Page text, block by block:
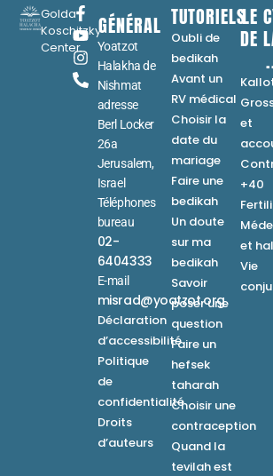
Golda
Koschitzky
Center
GÉNÉRAL
Yoatzot
Halakha de
Nishmat
adresse
Berl Locker
26a
Jerusalem,
Israel
Téléphones
bureau
02-
6404333
E-mail
misrad@yoatzot.org
Déclaration
d’accessibilité
Politique
de
confidentialité
Droits
d’auteurs
TUTORIELS
Oubli de
bedikah
Avant un
RV médical
Choisir la
date du
mariage
Faire une
bedikah
Un doute
sur ma
bedikah
Savoir
poser une
question
Faire un
hefsek
taharah
Choisir une
contraception
Quand la
tevilah est
LE
DE
et
+40
et
Vie